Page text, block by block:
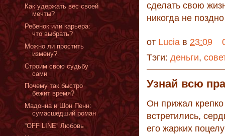
сделать свою
никогда не
от Lucia в 23:09
Тэги: деньги,
Узнай всю
Он прижал
встретились,
его жарких
Как удержать вес своей
мечты?
Ребенок или карьера:
что выбрать?
Можно ли простить
измену?
Строим свою судьбу
сами
Почему так быстро
бежит время?
Мадонна и Шон Пенн:
сумасшедший роман
“OFF LINE” Любовь